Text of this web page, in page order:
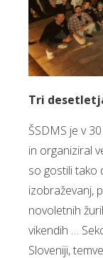
Tri
ŠSDMS je v
in organiziral
so gostili tako
izobraževanj,
novoletnih
vikendih …
Sloveniji,